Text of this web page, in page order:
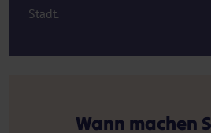
Stadt.
Wann machen